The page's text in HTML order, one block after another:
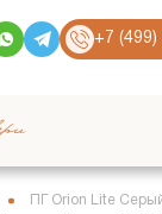
+7
ПГ Orion Lite